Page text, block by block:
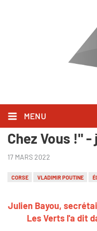
MENU
Julien Bayou
Chez Vous !"
17 MARS 2022
CORSE VLADIMIR POUTINE
Julien Bayou,
Les Verts l'a dit